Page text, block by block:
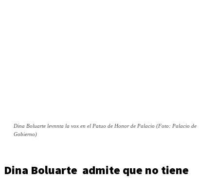
Dina Boluarte levnnta la vox en el Patuo de Honor de Palacio (Foto: Palacio de
Gobierno)
Dina Boluarte admite que no tiene